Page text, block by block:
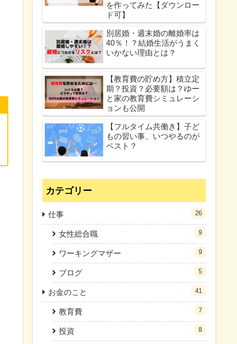
を作ってみた【ダウンロー
ド可】
別居婚・週末婚の離婚率は
40％！？結婚生活がうまく
いかない理由とは？
【教育費の貯め方】積立定
期？投資？必要額は？ゆー
と家の教育費シミュレーシ
ョンも公開
【フルタイム共働き】子ど
もの習い事、いつやるのが
ベスト？
カテゴリー
仕事 26
女性総合職 9
ワーキングマザー 9
ブログ 5
お金のこと 41
教育費 7
投資 8